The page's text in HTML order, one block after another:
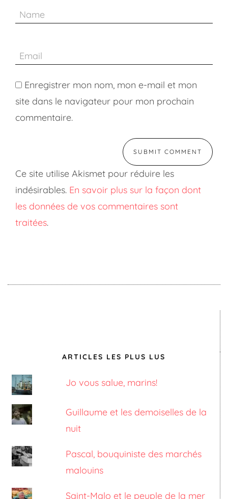
Enregistrer mon nom, mon e-mail et mon
site dans le navigateur pour mon prochain
commentaire.
Ce site utilise Akismet pour réduire les
indésirables. En savoir plus sur la façon dont
les données de vos commentaires sont
traitées.
ARTICLES LES PLUS LUS
Jo vous salue, marins!
Guillaume et les demoiselles de la
nuit
Pascal, bouquiniste des marchés
malouins
Saint-Malo et le peuple de la mer